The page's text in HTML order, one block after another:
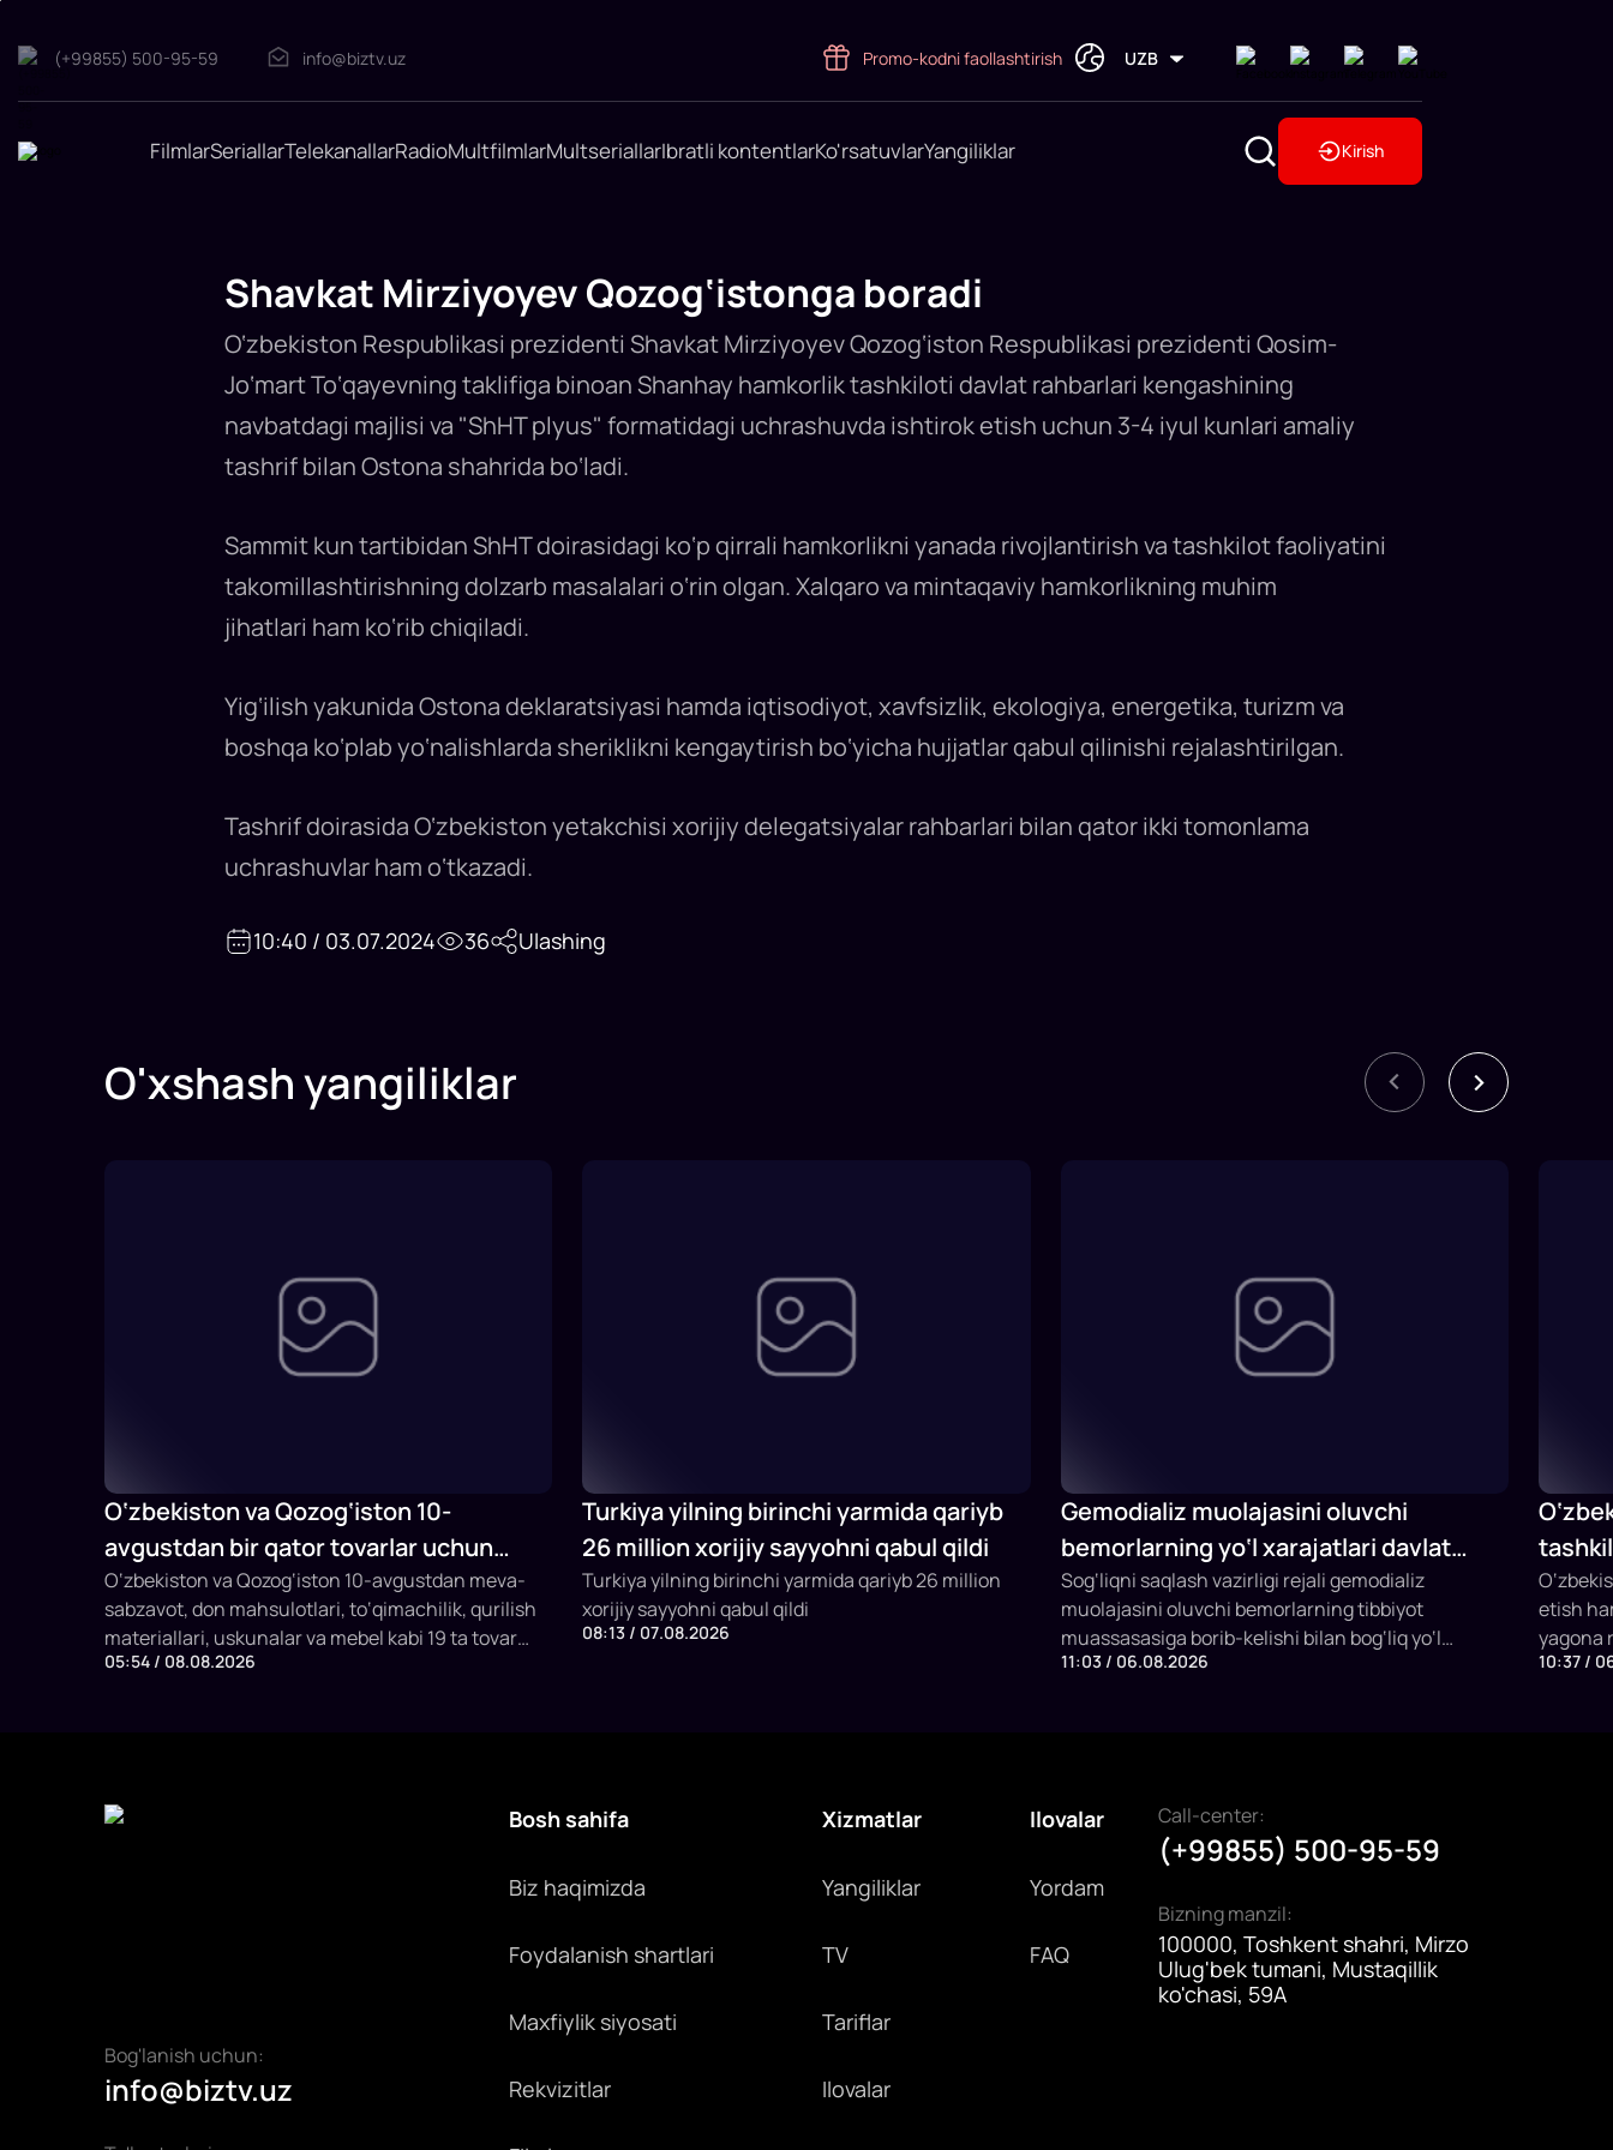
Mirziyoyev
boradi
(+99855) 500-95-59 info@biztv.uz Promo-kodni faollashtirish UZB
FilmlarSeriallarTelekanallarRadioMultfilmlarMultseriallarIbratli kontentlarKo'rsatuvlarYangiliklar Kirish
Shavkat Mirziyoyev Qozog‘istonga boradi
O‘zbekiston Respublikasi prezidenti Shavkat Mirziyoyev Qozog‘iston Respublikasi prezidenti Qosim-
Jo‘mart To‘qayevning taklifiga binoan Shanhay hamkorlik tashkiloti davlat rahbarlari kengashining
navbatdagi majlisi va "ShHT plyus" formatidagi uchrashuvda ishtirok etish uchun 3-4 iyul kunlari amaliy
tashrif bilan Ostona shahrida bo‘ladi.
Sammit kun tartibidan ShHT doirasidagi ko‘p qirrali hamkorlikni yanada rivojlantirish va tashkilot faoliyatini
takomillashtirishning dolzarb masalalari o‘rin olgan. Xalqaro va mintaqaviy hamkorlikning muhim
jihatlari ham ko‘rib chiqiladi.
Yig‘ilish yakunida Ostona deklaratsiyasi hamda iqtisodiyot, xavfsizlik, ekologiya, energetika, turizm va
boshqa ko‘plab yo‘nalishlarda sheriklikni kengaytirish bo‘yicha hujjatlar qabul qilinishi rejalashtirilgan.
Tashrif doirasida O‘zbekiston yetakchisi xorijiy delegatsiyalar rahbarlari bilan qator ikki tomonlama
uchrashuvlar ham o‘tkazadi.
10:40 / 03.07.2024 36 Ulashing
O'xshash yangiliklar
O‘zbekiston va Qozog‘iston 10-
avgustdan bir qator tovarlar uchun
savdodagi to‘siqlarni bekor qiladi
O‘zbekiston va Qozog‘iston 10-avgustdan meva-
sabzavot, don mahsulotlari, to‘qimachilik, qurilish
materiallari, uskunalar va mebel kabi 19 ta tovar
guruhi uchun tarif va notarif cheklovlarni bekor
05:54 / 08.08.2026
Turkiya yilning birinchi yarmida qariyb
26 million xorijiy sayyohni qabul qildi
Turkiya yilning birinchi yarmida qariyb 26 million
xorijiy sayyohni qabul qildi
08:13 / 07.08.2026
Gemodializ muolajasini oluvchi
bemorlarning yo‘l xarajatlari davlat
budjeti hisobidan qoplab berilishi
mumkin
Sog‘liqni saqlash vazirligi rejali gemodializ
muolajasini oluvchi bemorlarning tibbiyot
muassasasiga borib-kelishi bilan bog‘liq yo‘l
xarajatlarini davlat budjeti hisobidan qoplashning
11:03 / 06.08.2026
ishga
etish
yagona
etildi.
10:37 /
Bog'lanish uchun:
info@biztv.uz
Bosh sahifa
Biz haqimizda
Foydalanish shartlari
Maxfiylik siyosati
Rekvizitlar
Xizmatlar
Yangiliklar
TV
Tariflar
Ilovalar
Ilovalar
Yordam
FAQ
Call-center:
(+99855) 500-95-59
Bizning manzil:
100000, Toshkent shahri, Mirzo
Ulug'bek tumani, Mustaqillik
ko'chasi, 59A